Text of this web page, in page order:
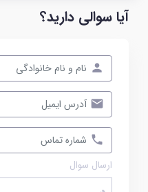
آیا سوالی دارید؟
ارسال سوال